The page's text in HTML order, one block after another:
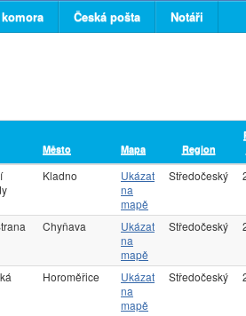
Česká pošta Notáři
Město Mapa Region
Kladno
Ukázat
na
mapě
Středočeský
Chyňava
Ukázat
na
mapě
Středočeský
Horoměřice
Ukázat
na
mapě
Středočeský